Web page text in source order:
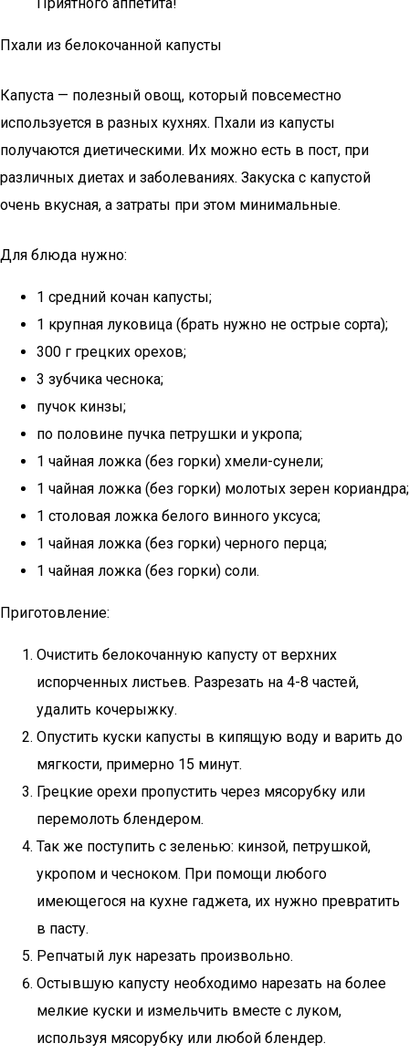
Пхали из белокочанной капусты
Капуста — полезный овощ, который повсеместно
используется в разных кухнях. Пхали из капусты
получаются диетическими. Их можно есть в пост, при
различных диетах и заболеваниях. Закуска с капустой
очень вкусная, а затраты при этом минимальные.
Для блюда нужно:
1 средний кочан капусты;
1 крупная луковица (брать нужно не острые сорта);
300 г грецких орехов;
3 зубчика чеснока;
пучок кинзы;
по половине пучка петрушки и укропа;
1 чайная ложка (без горки) хмели-сунели;
1 чайная ложка (без горки) молотых зерен кориандра;
1 столовая ложка белого винного уксуса;
1 чайная ложка (без горки) черного перца;
1 чайная ложка (без горки) соли.
Приготовление:
Очистить белокочанную капусту от верхних
испорченных листьев. Разрезать на 4-8 частей,
удалить кочерыжку.
Опустить куски капусты в кипящую воду и варить до
мягкости, примерно 15 минут.
Грецкие орехи пропустить через мясорубку или
перемолоть блендером.
Так же поступить с зеленью: кинзой, петрушкой,
укропом и чесноком. При помощи любого
имеющегося на кухне гаджета, их нужно превратить
в пасту.
Репчатый лук нарезать произвольно.
Остывшую капусту необходимо нарезать на более
мелкие куски и измельчить вместе с луком,
используя мясорубку или любой блендер.